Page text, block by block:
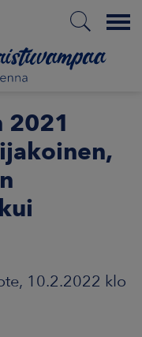
Menu
2021
10.2.2022 klo